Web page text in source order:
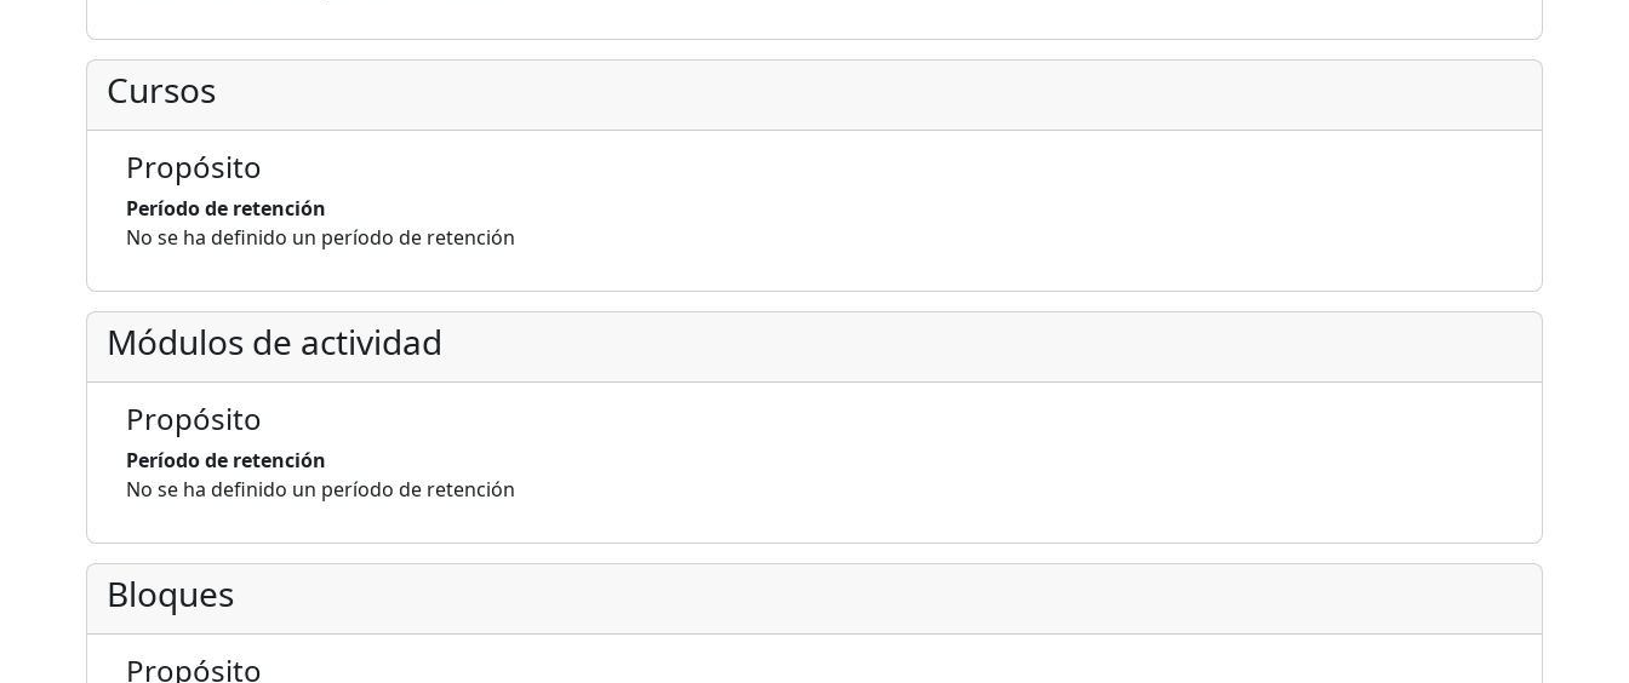
Cursos
Propósito
Período de retención
No se ha definido un período de retención
Módulos de actividad
Propósito
Período de retención
No se ha definido un período de retención
Bloques
Propósito